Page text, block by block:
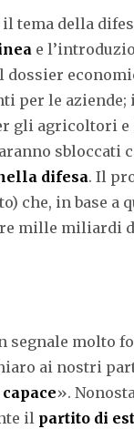
tema della
e
per le
gli agricoltori e
sbloccati
difesa. Il
che, in base a
mille miliardi
segnale molto
ai nostri
».
il partito di